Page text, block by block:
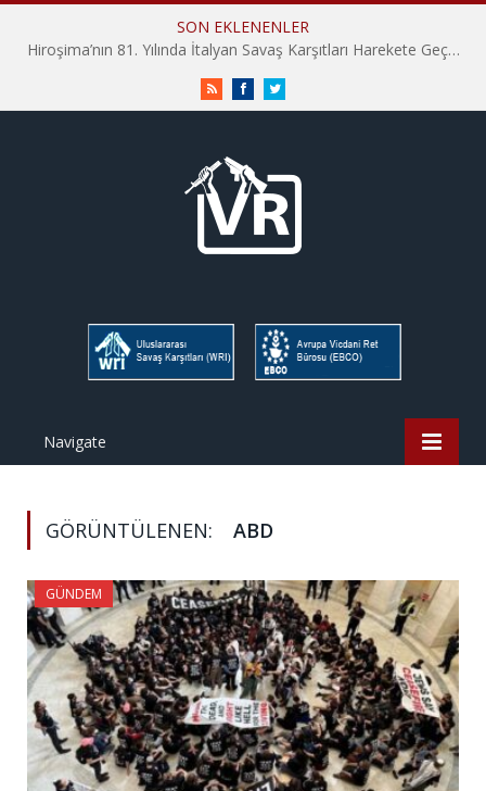
SON EKLENENLER
Hiroşima’nın 81. Yılında İtalyan Savaş Karşıtları Harekete Geçti: “Hatırlamak yeterli değil”
RSS FacebookTwitter
Navigate
GÖRÜNTÜLENEN: ABD
GÜNDEM